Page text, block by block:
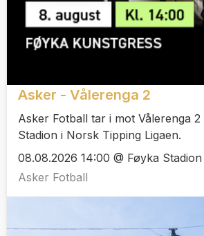
Asker - Vålerenga 2
Asker Fotball tar i mot Vålerenga 2
Stadion i Norsk Tipping Ligaen.
08.08.2026 14:00 @ Føyka Stadion
Asker Fotball